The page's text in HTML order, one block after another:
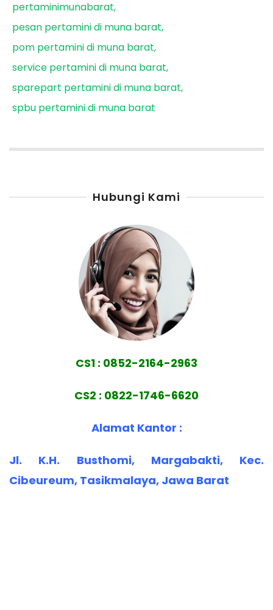
pertaminimunabarat
pesan pertamini di muna barat
pom pertamini di muna barat
service pertamini di muna barat
sparepart pertamini di muna barat
spbu pertamini di muna barat
Hubungi Kami
CS1 : 0852-2164-2963
CS2 : 0822-1746-6620
Alamat Kantor :
Jl. K.H. Busthomi, Margabakti, Kec.
Cibeureum, Tasikmalaya, Jawa Barat